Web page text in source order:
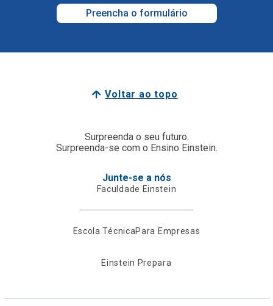
Preencha o formulário
Voltar ao topo
Surpreenda o seu futuro.
Surpreenda-se com o Ensino Einstein.
Junte-se a nós
Faculdade Einstein
Escola TécnicaPara Empresas
Einstein Prepara